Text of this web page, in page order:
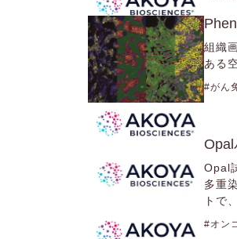
組織
ある
がん
Opal
多重
トで
ヒト
オン